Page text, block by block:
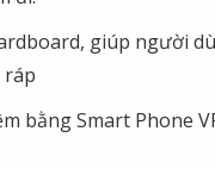
giúp người
ráp
bằng Smart Phone